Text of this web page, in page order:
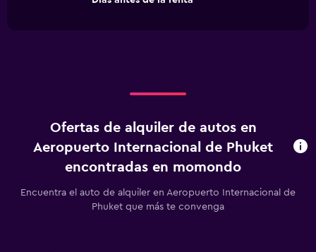
renta.
Range:
The
Ofertas de alquiler de autos en
Aeropuerto Internacional de Phuket
encontradas en momondo
Encuentra el auto de alquiler en Aeropuerto Internacional de
Phuket que más te convenga